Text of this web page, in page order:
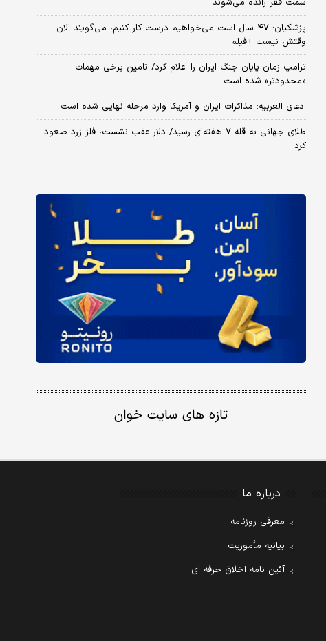
پزشکیان: ۴۷ سال است می‌خواهیم درست کار کنیم، می‌گویند الان
وقتش نیست +فیلم
ترامپ زمان پایان جنگ ایران را اعلام کرد/ تامین برخی مهمات
«محدودتر» شده است
ادعای العربیه: مذاکرات ایران و آمریکا وارد مرحله نهایی شده است
طلای جهانی به قله ۷ هفته‌ای رسید/ دلار عقب نشست، فلز زرد صعود
کرد
تازه های سایت خوان
درباره ما
معرفی روزنامه
بیانیه مأموریت
آئین نامه اخلاق حرفه ای